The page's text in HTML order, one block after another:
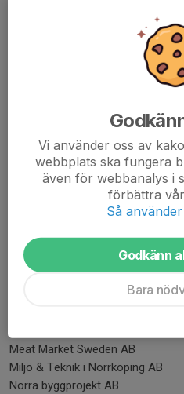
CWTeknik AB
Dags Husvagnscenter AB
Djuröns Industriservice AB
Eco4Life Sweden AB
Insera AB
KSS - Kompetenssvets & smide
Köksinredning i Norrköping AB
Lindéns Bygg i Norrköping AB
Meat Market Sweden AB
Miljö & Teknik i Norrköping AB
Norra byggprojekt AB
Vi använder oss av
webbplats ska fungera
även för webbanalys i
förbättra
Så
Godkänn
Bara